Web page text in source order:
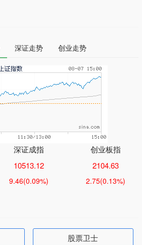
深证走势 创业走势
深证成指
10513.12
9.46(0.09%)
创业板指
2104.63
2.75(0.13%)
股票卫士